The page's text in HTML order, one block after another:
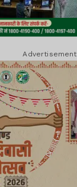
Advertisement